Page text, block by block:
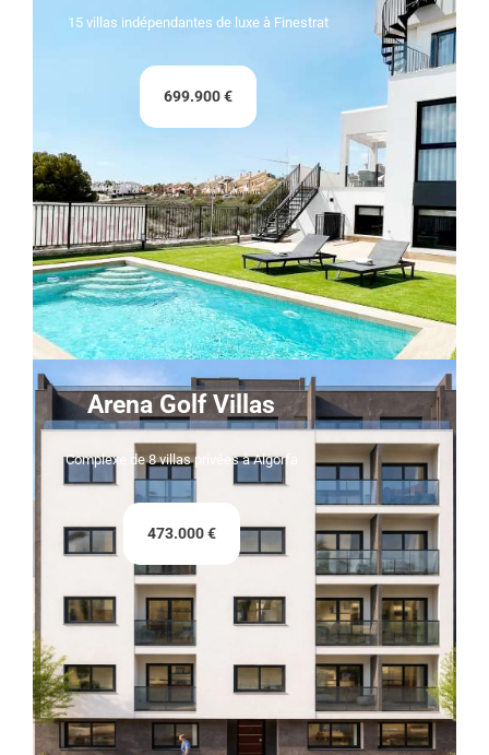
15 villas indépendantes de luxe à Finestrat
699.900 €
Arena Golf Villas
Complexe de 8 villas privées à Algorfa
473.000 €